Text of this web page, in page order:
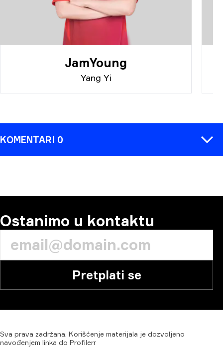
JamYoung
Yang Yi
KOMENTARI 0
Ostanimo u kontaktu
Pretplati se
Sva prava zadržana. Korišćenje materijala je dozvoljeno
navođenjem linka do Profilerr